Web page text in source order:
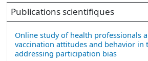
Publications scientifiques
Online study of health professionals
vaccination attitudes and behavior in
addressing participation bias